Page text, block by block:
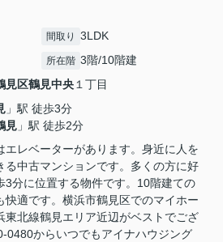
間取り 3LDK
所在階 3階/10階建
見区鶴見中央１丁目
」駅 徒歩3分
見 」駅 徒歩2分
エレベーターがあります。身近に人を
る中古マンションです。多くの方に好
3分に位置する物件です。10階建ての
快適です。横浜市鶴見区でのマイホー
東北線鶴見エリア近辺がベストでござ
0480からいつでもアイナハウジング